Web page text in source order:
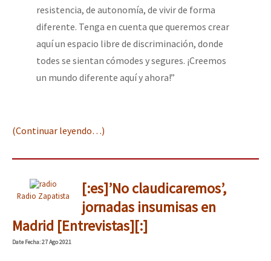
resistencia, de autonomía, de vivir de forma
diferente. Tenga en cuenta que queremos crear
aquí un espacio libre de discriminación, donde
todes se sientan cómodes y segures. ¡Creemos
un mundo diferente aquí y ahora!”
(Continuar leyendo…)
Radio Zapatista
[:es]’No claudicaremos’,
jornadas insumisas en
Madrid [Entrevistas][:]
DateFecha: 27 Ago 2021